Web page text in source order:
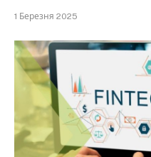
1 Березня 2025